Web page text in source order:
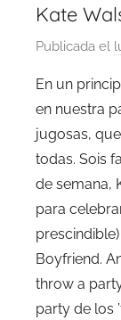
Kate
Publicada el
En un
en nuestra
jugosas,
todas. Sois
de semana,
para
Boyfriend.
throw a
party de los